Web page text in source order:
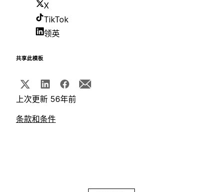
X
TikTok
领英
共享此模板
上次更新 56年前
条款和条件